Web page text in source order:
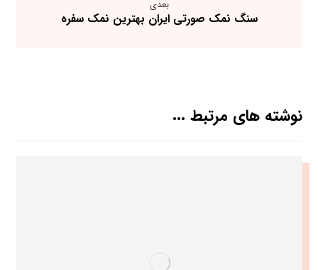
بعدی
سنگ نمک صورتی ایران بهترین نمک سفره
نوشته های مرتبط ...